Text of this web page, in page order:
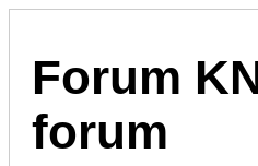
Forum
forum